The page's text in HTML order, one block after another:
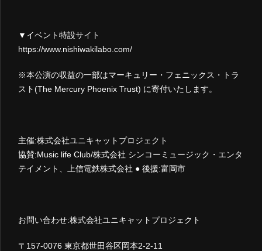
▼イベント特設サイト
https://www.nishiwakilabo.com/
※本公演の収益の一部はマーキュリー・フェニックス・トラ
スト(The Mercury Phoenix Trust) に寄付いたします。
主催:株式会社ユニキャットプロジェクト
協賛:Music life Club/株式会社 シンコーミュージック・エンタ
テイメント、上信電鉄株式会社 ● 後援:富岡市
お問い合わせ:株式会社ユニキャットプロジェクト
〒157-0076 東京都世田谷区岡本2-2-11